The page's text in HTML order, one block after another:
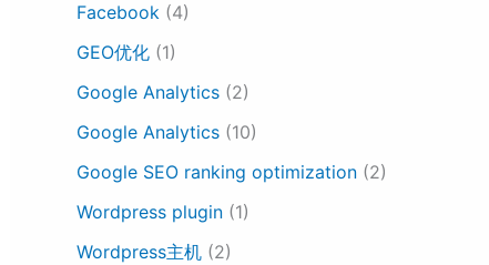
Facebook (4)
GEO优化 (1)
Google Analytics (2)
Google Analytics (10)
Google SEO ranking optimization (2)
Wordpress plugin (1)
Wordpress主机 (2)